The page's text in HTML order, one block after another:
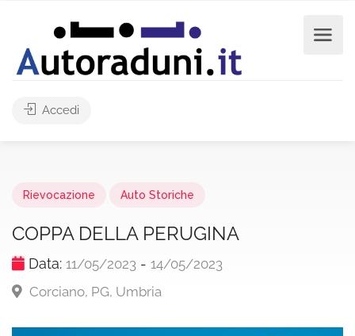
Accedi
Rievocazione Auto Storiche
COPPA DELLA PERUGINA
Data: 11/05/2023 - 14/05/2023
Corciano, PG, Umbria